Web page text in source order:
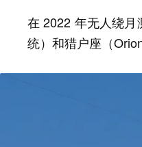
在 2022 年无人绕
统）和猎户座（